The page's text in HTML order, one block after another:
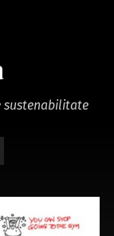
sustenabilitate